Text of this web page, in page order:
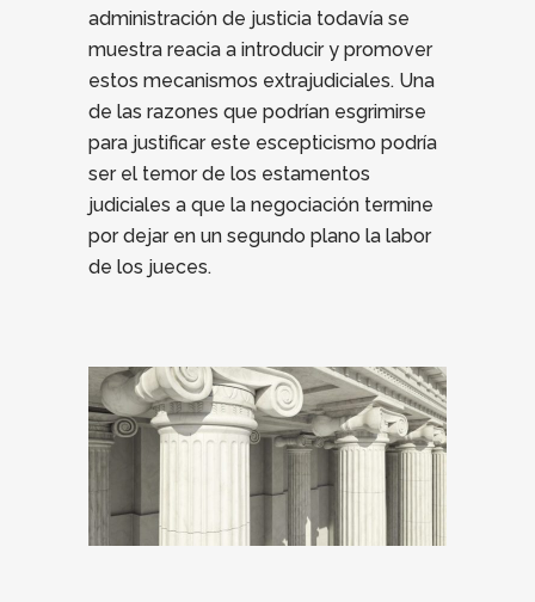
administración de justicia todavía se
muestra reacia a introducir y promover
estos mecanismos extrajudiciales. Una
de las razones que podrían esgrimirse
para justificar este escepticismo podría
ser el temor de los estamentos
judiciales a que la negociación termine
por dejar en un segundo plano la labor
de los jueces.